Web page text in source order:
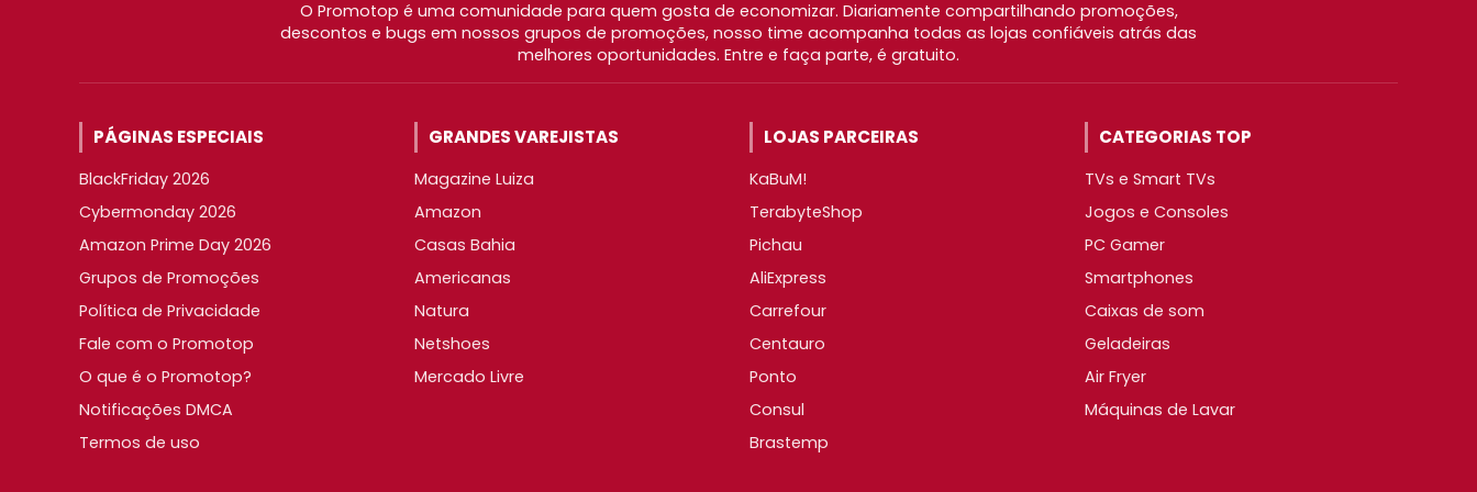
O Promotop é uma comunidade para quem gosta de economizar. Diariamente compartilhando promoções,
descontos e bugs em nossos grupos de promoções, nosso time acompanha todas as lojas confiáveis atrás das
melhores oportunidades. Entre e faça parte, é gratuito.
PÁGINAS ESPECIAIS
BlackFriday 2026
Cybermonday 2026
Amazon Prime Day 2026
Grupos de Promoções
Política de Privacidade
Fale com o Promotop
O que é o Promotop?
Notificações DMCA
Termos de uso
GRANDES VAREJISTAS
Magazine Luiza
Amazon
Casas Bahia
Americanas
Natura
Netshoes
Mercado Livre
LOJAS PARCEIRAS
KaBuM!
TerabyteShop
Pichau
AliExpress
Carrefour
Centauro
Ponto
Consul
Brastemp
CATEGORIAS TOP
TVs e Smart TVs
Jogos e Consoles
PC Gamer
Smartphones
Caixas de som
Geladeiras
Air Fryer
Máquinas de Lavar